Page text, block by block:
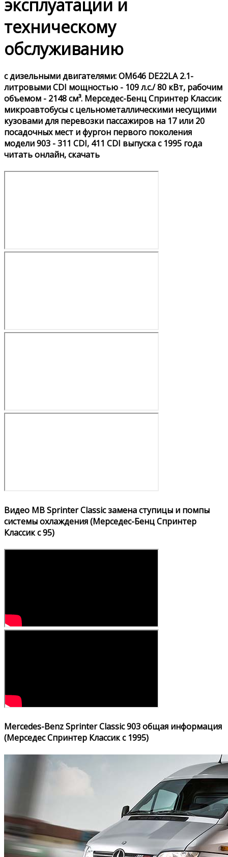
эксплуатации и
техническому
обслуживанию
с дизельными двигателями: OM646 DE22LA 2.1-
литровыми CDI мощностью - 109 л.с./ 80 кВт, рабочим
объемом - 2148 см³. Мерседес-Бенц Спринтер Классик
микроавтобусы с цельнометаллическими несущими
кузовами для перевозки пассажиров на 17 или 20
посадочных мест и фургон первого поколения
модели 903 - 311 CDI, 411 CDI выпуска с 1995 года
читать онлайн, скачать
Видео MB Sprinter Classic замена ступицы и помпы
системы охлаждения (Мерседес-Бенц Спринтер
Классик с 95)
Mercedes-Benz Sprinter Classic 903 общая информация
(Мерседес Спринтер Классик с 1995)